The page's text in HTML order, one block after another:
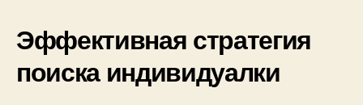
Эффективная стратегия
поиска индивидуалки